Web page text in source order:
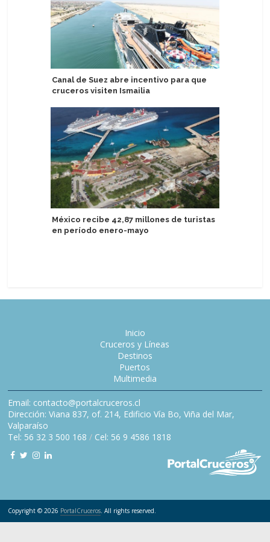
Canal de Suez abre incentivo para que
cruceros visiten Ismailia
México recibe 42,87 millones de turistas
en período enero-mayo
Inicio
Cruceros y Líneas
Destinos
Puertos
Multimedia
Email: contacto@portalcruceros.cl
Dirección: Viana 837, of. 214, Edificio Vía Bo, Viña del Mar,
Valparaíso
Tel: 56 32 3 500 168 / Cel: 56 9 4586 1818
Copyright © 2026 PortalCruceros. All rights reserved.